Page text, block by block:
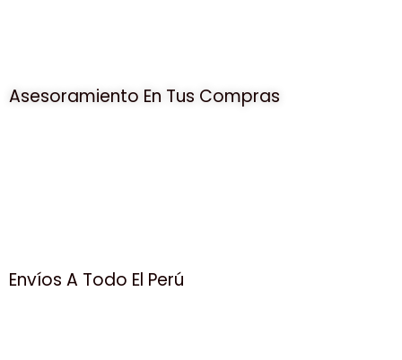
Asesoramiento En Tus Compras
Envíos A Todo El Perú